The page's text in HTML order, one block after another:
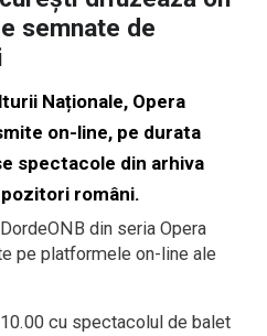
semnate de
Naționale, Opera
on-line, pe durata
spectacole din arhiva
români.
din seria Opera
pe platformele on-line ale
cu spectacolul de balet